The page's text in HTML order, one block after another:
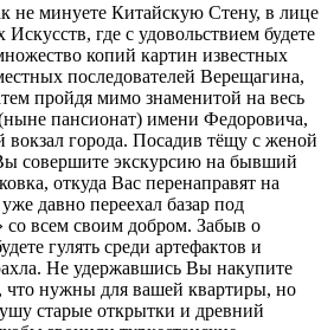
не минуете Китайскую Стену, в лице
где с удовольствием будете
копий картин известных
последователей Верещагина,
пройдя мимо знаменитой на весь
пансионат) имени Федоровича,
города. Посадив тёщу с женой
совершите экскурсию на бывший
откуда Вас перенаправят на
давно переехал базар под
со всем своим добром. Забыв о
гулять среди артефактов и
Не удержавшись Вы накупите
что нужны для вашей квартиры, но
старые открытки и древний